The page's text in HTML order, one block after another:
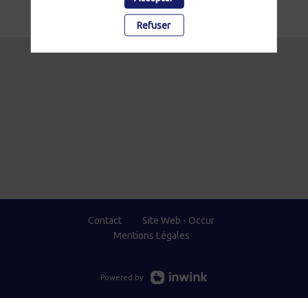
Contact
Site Web - Occur
Mentions Légales
Powered by
Refuser